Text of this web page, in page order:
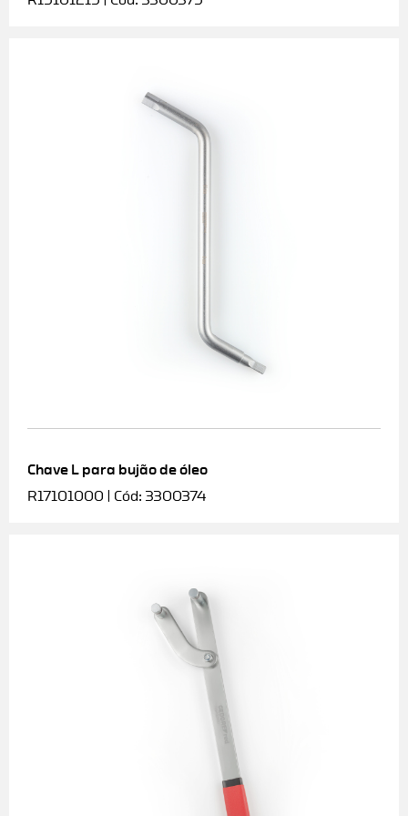
Chave L para bujão de óleo
R17101000 | Cód: 3300374